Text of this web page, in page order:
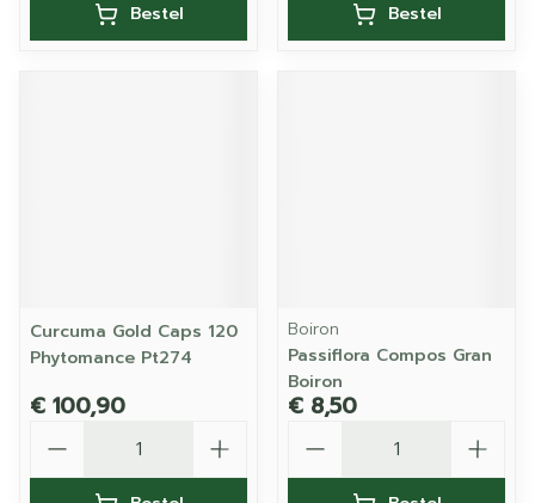
Bestel Bestel
Curcuma Gold Caps 120
Phytomance Pt274
€ 100,90
Boiron
Passiflora Compos Gran
Boiron
€ 8,50